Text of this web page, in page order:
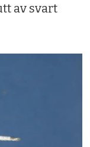
av svart